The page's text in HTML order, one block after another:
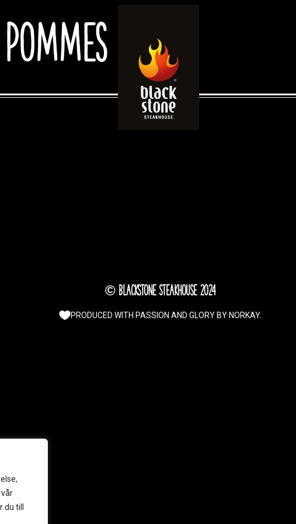
till
frites
© Blackstone Steakhouse 2024
PRODUCED WITH PASSION AND GLORY BY NORKAY.